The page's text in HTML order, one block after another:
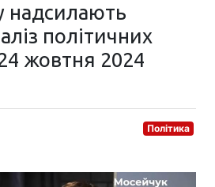
надсилають
політичних
жовтня 2024
Політика